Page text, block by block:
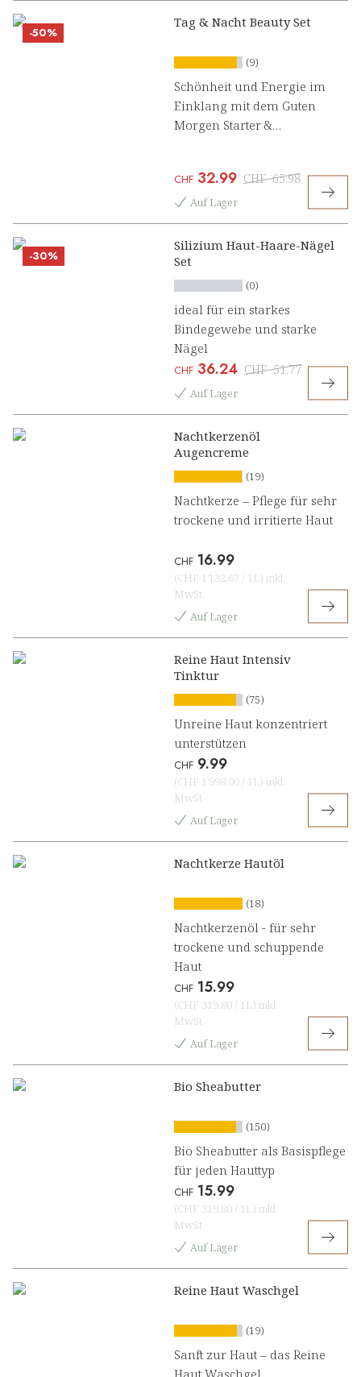
-50%
Tag & Nacht Beauty Set
(9)
Schönheit und Energie im
Einklang mit dem Guten
Morgen Starter &
CHF 32.99 CHF 65.98
Auf Lager
-30%
Silizium Haut-Haare-Nägel
Set
(0)
ideal für ein starkes
Bindegewebe und starke
Nägel
CHF 36.24 CHF 51.77
Auf Lager
Nachtkerzenöl
Augencreme
(19)
Nachtkerze – Pflege für sehr
trockene und irritierte Haut
CHF 16.99
(CHF 1'132.67 / 1L) inkl.
MwSt
Auf Lager
Reine Haut Intensiv
Tinktur
(75)
Unreine Haut konzentriert
unterstützen
CHF 9.99
(CHF 1'998.00 / 1L) inkl.
MwSt
Auf Lager
Nachtkerze Hautöl
(18)
Nachtkerzenöl - für sehr
trockene und schuppende
Haut
CHF 15.99
(CHF 319.80 / 1L) inkl.
MwSt
Auf Lager
Bio Sheabutter
(150)
Bio Sheabutter als Basispflege
für jeden Hauttyp
CHF 15.99
(CHF 319.80 / 1L) inkl.
MwSt
Auf Lager
Reine Haut Waschgel
(19)
Sanft zur Haut – das Reine